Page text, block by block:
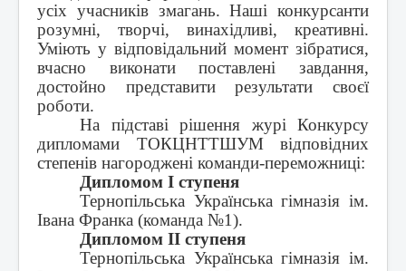
усіх учасників змагань. Наші конкурсанти
розумні, творчі, винахідливі, креативні.
Уміють у відповідальний момент зібратися,
вчасно виконати поставлені завдання,
достойно представити результати своєї
роботи.
На підставі рішення журі Конкурсу
дипломами ТОКЦНТТШУМ відповідних
степенів нагороджені команди-переможниці:
Дипломом І ступеня
Тернопільська Українська гімназія ім.
Івана Франка (команда №1).
Дипломом ІІ ступеня
Тернопільська Українська гімназія ім.